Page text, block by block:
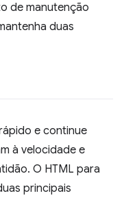
de manutenção
duas
e continue
à velocidade e
O HTML para
principais